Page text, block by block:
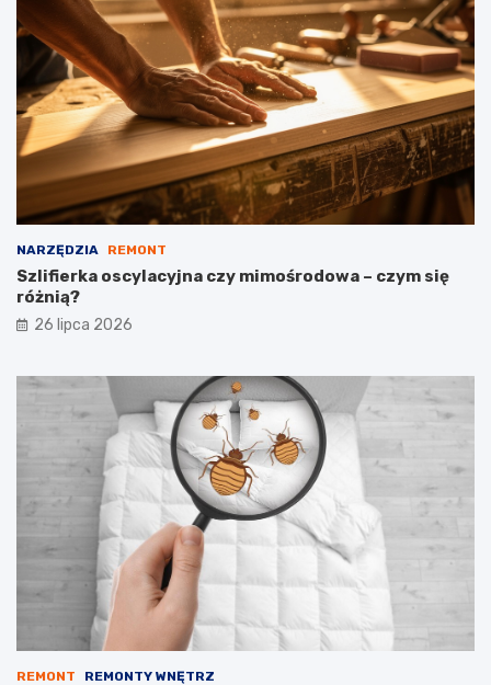
NARZĘDZIA REMONT
Szlifierka oscylacyjna czy mimośrodowa – czym się
różnią?
26 lipca 2026
REMONT REMONTY WNĘTRZ